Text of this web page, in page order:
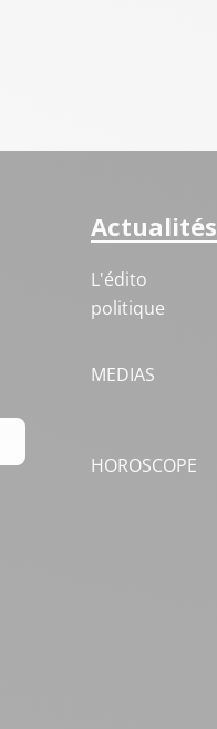
Actualités
L'édito
politique
MEDIAS
HOROSCOPE